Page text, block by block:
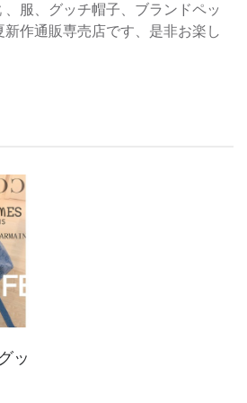
服、グッチ帽子、ブランドペッ
新作通販専売店です、是非お楽し
ッ